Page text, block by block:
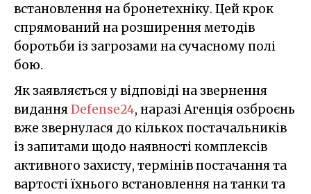
встановлення на бронетехніку. Цей крок
спрямований на розширення методів
боротьби із загрозами на сучасному полі
бою.
Як заявляється у відповіді на звернення
виданняDefense24, наразі Агенція озброєнь
вже звернулася до кількох постачальників
із запитами щодо наявності комплексів
активного захисту, термінів постачання та
вартості їхнього встановлення на танки та